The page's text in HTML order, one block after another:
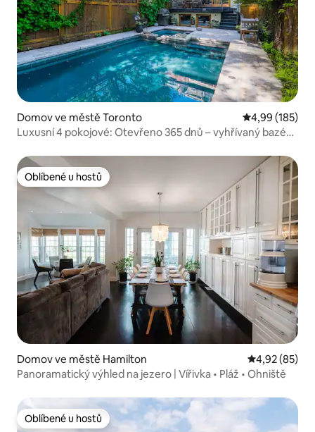
Domov ve městě Toronto Průměrné
4,99 (185)
Luxusní 4 pokojové: Otevřeno 365 dnů – vyhřívaný bazén
Oblíbené u hostů
Oblíbené u hostů
Domov ve městě Hamilton Průměrné
4,92 (85)
Panoramatický výhled na jezero | Vířivka • Pláž • Ohniště
Oblíbené u hostů
Oblíbené u hostů